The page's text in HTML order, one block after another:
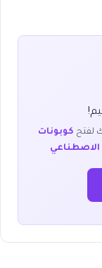
لفتح كوبونات
الاصطناعي